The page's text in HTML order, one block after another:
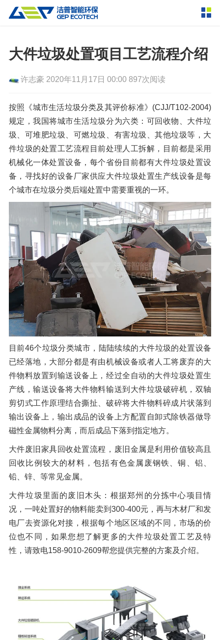
双轴撕碎机 单轴撕碎机
四轴撕碎机 液压粗碎机
垃圾破袋机 移动式撕碎站
粉碎设备
环锤式粉碎机 鼓式粉碎机
轮胎钢丝分离机 通用型粉碎机
破碎设备
反击式破碎机 颚式破碎机
圆锥破碎机
重型锤式破碎机 移动式破碎站
挤压成型设备
RDF成型机 生物质颗粒机
液压打包机
成套机组
封闭式破碎系统 废轮胎热解系统
橡胶破胶机组
分选分离设备
风选机 滚筒筛
磁选机 涡电流分选机
脉冲除尘器 轮胎抽丝机
解决方案
服务支持
新闻资讯
走进洁普
大件垃圾处置项目工艺流程介绍
许志豪 2020年11月17日 00:00 897次阅读
按照《城市生活垃圾分类及其评价标准》(CJJ/T102-2004)
规定，我国将城市生活垃圾分为六类：可回收物、大件垃
圾、可堆肥垃圾、可燃垃圾、有害垃圾、其他垃圾等，大
件垃圾的处置工艺流程目前处理人工拆解，目前都是采用
机械化一体处置设备，每个省份目前都有大件垃圾处置设
备，寻找好的设备厂家供应大件垃圾处置生产线设备是每
个城市在垃圾分类后端处置中需要重视的一环。
目前46个垃圾分类城市，陆陆续续的大件垃圾的处置设备
已经落地，大部分都是有由机械设备或者人工将废弃的大
件物料放置到输送设备上，经过全自动的大件垃圾处置生
产线，输送设备将大件物料输送到大件垃圾破碎机，双轴
剪切式工作原理结合撕扯、破碎将大件物料碎成片状落到
输出设备上，输出成品的设备上方配置自卸式除铁器做导
磁性金属物料分离，而后成品下落到指定地方。
大件废旧家具回收处置流程，废旧金属是利用价值较高且
回收比例较大的材料，包括有色金属废钢铁、铜、铝、
铅、锌、等常见金属。
大件垃圾里面的废旧木头：根据郑州的分拣中心项目情
况，一吨处置好的物料能卖到300-400元，再与木材厂和发
电厂去资源化对接，根据每个地区区域的不同，市场的价
位也不同，如果您想了解更多的大件垃圾处置工艺及特
性，请致电158-9010-2609帮您提供完整的方案及介绍。